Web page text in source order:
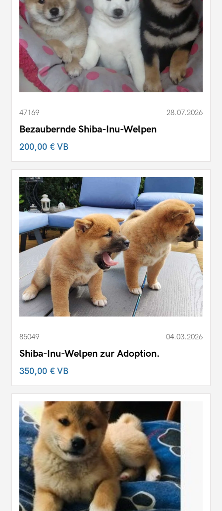
47169 28.07.2026
Bezaubernde Shiba-Inu-Welpen
200,00 €VB
85049 04.03.2026
Shiba-Inu-Welpen zur Adoption.
350,00 €VB